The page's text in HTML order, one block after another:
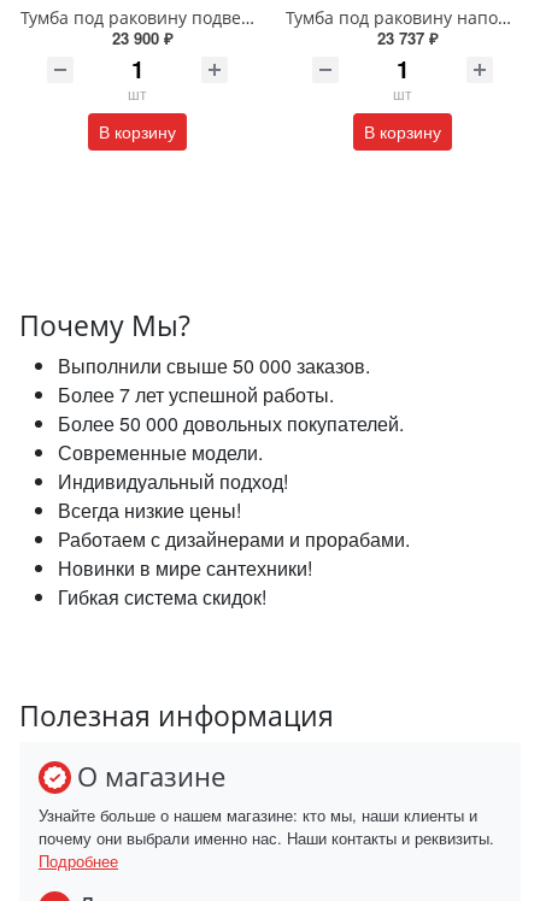
Тумба под раковину подвесная EQUIL Глеам 80.1Я/Gleam 80.1Y амарок/дуб вотан tpGLEAM80.1Y-25
23 900 ₽
шт
В корзину
Тумба под раковину напольная EQUIL Найс 60 см tnNICE60.2Y-05 белая
23 737 ₽
шт
В корзину
Почему Мы?
Выполнили свыше 50 000 заказов.
Более 7 лет успешной работы.
Более 50 000 довольных покупателей.
Современные модели.
Индивидуальный подход!
Всегда низкие цены!
Работаем с дизайнерами и прорабами.
Новинки в мире сантехники!
Гибкая система скидок!
Полезная информация
О магазине
Узнайте больше о нашем магазине: кто мы, наши клиенты и
почему они выбрали именно нас. Наши контакты и реквизиты.
Подробнее